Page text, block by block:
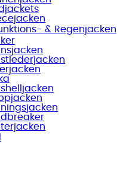
& Regenjacken